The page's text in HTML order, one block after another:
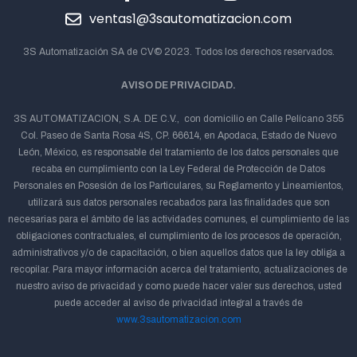
ventas1@3sautomatizacion.com
3S Automatización SA de CV© 2023. Todos los derechos reservados.
AVISO DE PRIVACIDAD.
3S AUTOMATIZACION, S.A. DE C.V., con domicilio en Calle Pelícano 355
Col. Paseo de Santa Rosa 4S, CP. 66614, en Apodaca, Estado de Nuevo
León, México, es responsable del tratamiento de los datos personales que
recaba en cumplimiento con la Ley Federal de Protección de Datos
Personales en Posesión de los Particulares, su Reglamento y Lineamientos,
utilizará sus datos personales recabados para las finalidades que son
necesarias para el ámbito de las actividades comunes, el cumplimiento de las
obligaciones contractuales, el cumplimiento de los procesos de operación,
administrativos y/o de capacitación, o bien aquellos datos que la ley obliga a
recopilar. Para mayor información acerca del tratamiento, actualizaciones de
nuestro aviso de privacidad y como puede hacer valer sus derechos, usted
puede acceder al aviso de privacidad integral a través de
www.3sautomatizacion.com